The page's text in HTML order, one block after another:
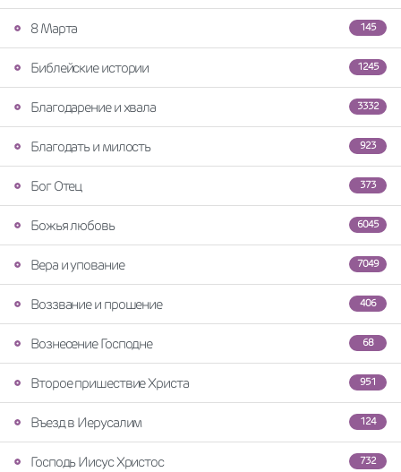
145
8 Марта
1245
Библейские истории
3332
Благодарение и хвала
923
Благодать и милость
373
Бог Отец
6045
Божья любовь
7049
Вера и упование
406
Воззвание и прошение
68
Вознесение Господне
951
Второе пришествие Христа
124
Въезд в Иерусалим
732
Господь Иисус Христос